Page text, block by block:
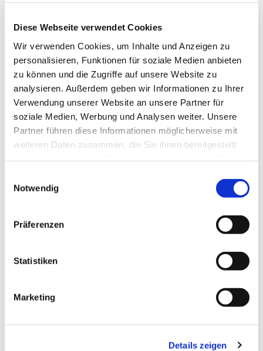
Diese Webseite verwendet Cookies
Wir verwenden Cookies, um Inhalte und Anzeigen zu
personalisieren, Funktionen für soziale Medien anbieten
zu können und die Zugriffe auf unsere Website zu
analysieren. Außerdem geben wir Informationen zu Ihrer
Verwendung unserer Website an unsere Partner für
soziale Medien, Werbung und Analysen weiter. Unsere
Partner führen diese Informationen möglicherweise mit
weiteren Daten zusammen, die Sie ihnen bereitgestellt
Notwendig
Präferenzen
Statistiken
Marketing
Details zeigen
Dies könnte Sie auch
interessieren